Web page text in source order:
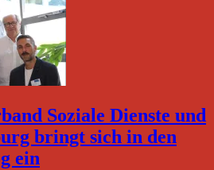
Soziale Dienste und
bringt sich in den
ein